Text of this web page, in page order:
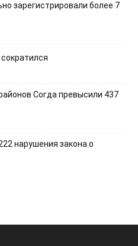
зарегистрировали более 7
Согда превысили 437
нарушения закона о